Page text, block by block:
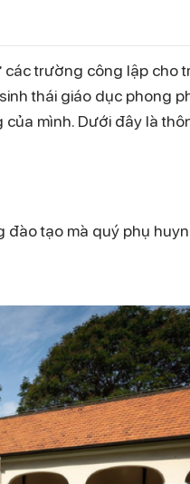
các trường công lập cho
thái giáo dục phong
mình. Dưới đây là
đào tạo mà quý phụ